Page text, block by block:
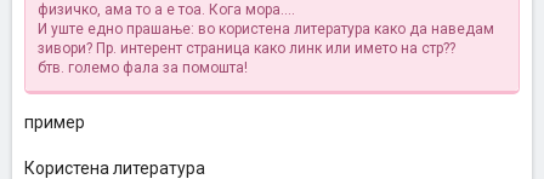
физичко, ама то а е тоа. Кога мора....
И уште едно прашање: во користена литература како да наведам
зивори? Пр. интерент страница како линк или името на стр??
бтв. големо фала за помошта!
пример
Користена литература